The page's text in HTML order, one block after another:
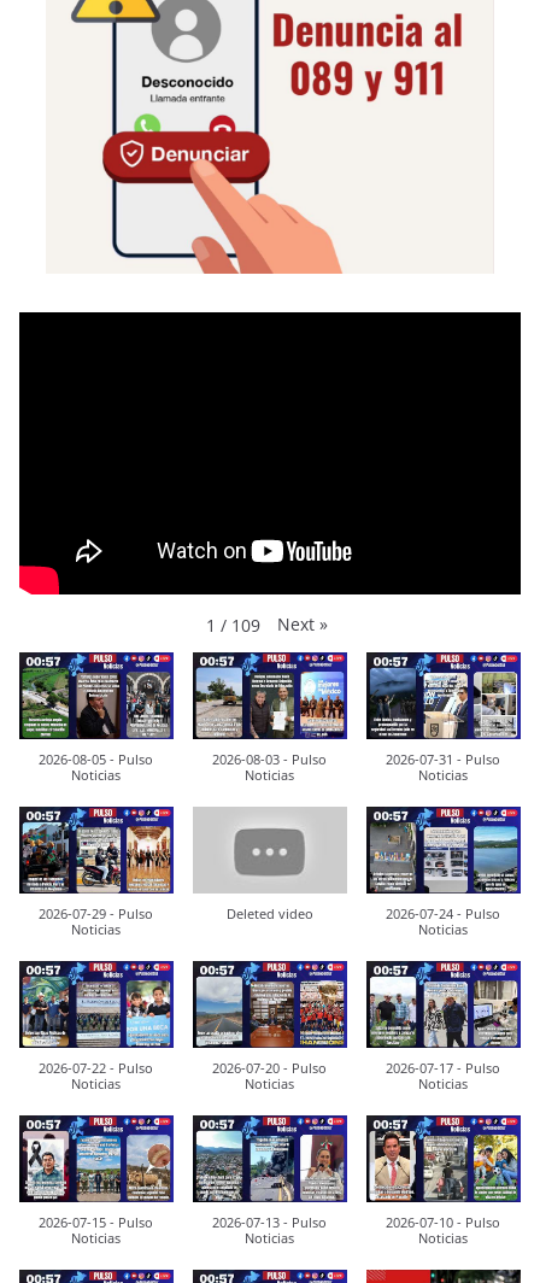
1 / 109 Next »
2026-08-05 - Pulso
Noticias
2026-08-03 - Pulso
Noticias
2026-07-31 - Pulso
Noticias
2026-07-29 - Pulso
Noticias
Deleted video
2026-07-24 - Pulso
Noticias
2026-07-22 - Pulso
Noticias
2026-07-20 - Pulso
Noticias
2026-07-17 - Pulso
Noticias
2026-07-15 - Pulso
Noticias
2026-07-13 - Pulso
Noticias
2026-07-10 - Pulso
Noticias